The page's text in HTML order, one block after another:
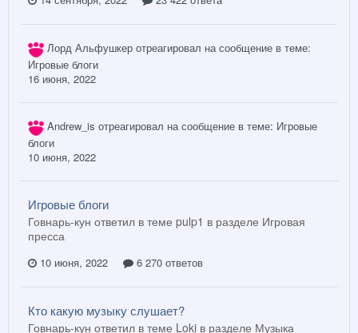
Лорд Альфушкер отреагировал на сообщение в теме:
Игровые блоги
16 июня, 2022
Andrew_is отреагировал на сообщение в теме: Игровые
блоги
10 июня, 2022
Игровые блоги
Говнарь-кун ответил в теме pulp1 в разделе Игровая
пресса
10 июня, 2022 6 270 ответов
Кто какую музыку слушает?
Говнарь-кун ответил в теме Loki в разделе Музыка